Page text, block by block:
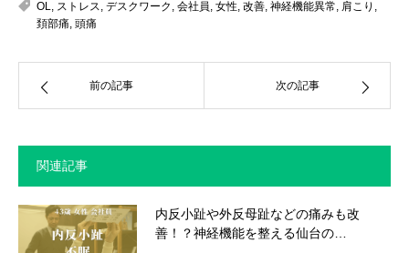
OL, ストレス, デスクワーク , 会社員, 女性, 改善, 神経機能異常, 肩こり ,
頚部痛, 頭痛
前の記事 次の記事
関連記事
内反小趾や外反母趾などの痛みも改
善！？神経機能を整える仙台の…